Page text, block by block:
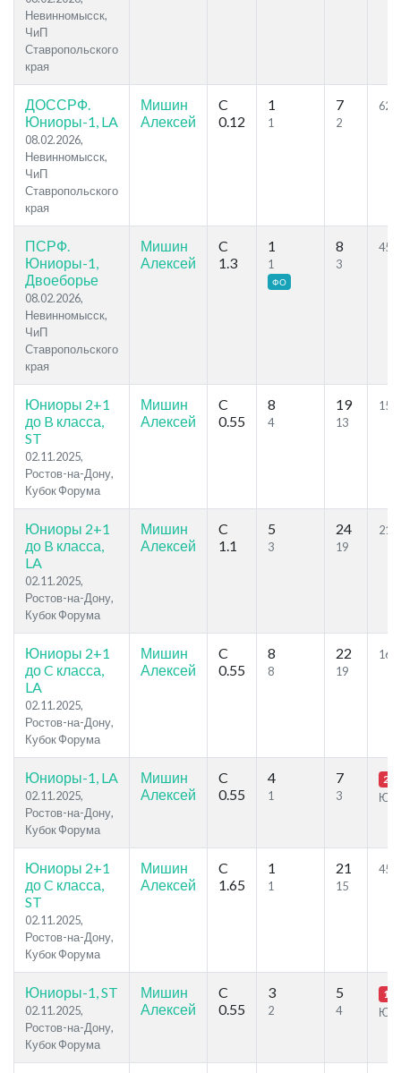
Невинномысск,
ЧиП
Ставропольского
края
ДОССРФ.
Юниоры-1, LA
08.02.2026,
Невинномысск,
ЧиП
Ставропольского
края
Мишин
Алексей
C
0.12
1
1
7
2
ПСРФ.
Юниоры-1,
Двоеборье
08.02.2026,
Невинномысск,
ЧиП
Ставропольского
края
Мишин
Алексей
C
1.3
1
1
ФО
8
3
Юниоры 2+1
до B класса,
ST
02.11.2025,
Ростов-на-Дону,
Кубок Форума
Мишин
Алексей
C
0.55
8
4
19
13
Юниоры 2+1
до B класса,
LA
02.11.2025,
Ростов-на-Дону,
Кубок Форума
Мишин
Алексей
C
1.1
5
3
24
19
Юниоры 2+1
до C класса,
LA
02.11.2025,
Ростов-на-Дону,
Кубок Форума
Мишин
Алексей
C
0.55
8
8
22
19
Юниоры-1, LA
02.11.2025,
Ростов-на-Дону,
Кубок Форума
Мишин
Алексей
C
0.55
4
1
7
3
Юниоры 2+1
до C класса,
ST
02.11.2025,
Ростов-на-Дону,
Кубок Форума
Мишин
Алексей
C
1.65
1
1
21
15
Юниоры-1, ST
02.11.2025,
Ростов-на-Дону,
Кубок Форума
Мишин
Алексей
C
0.55
3
2
5
4